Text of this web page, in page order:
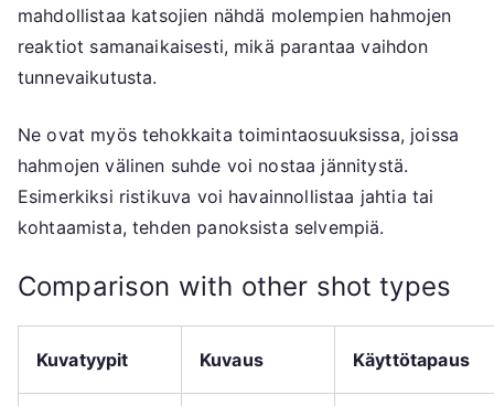
mahdollistaa katsojien nähdä molempien hahmojen
reaktiot samanaikaisesti, mikä parantaa vaihdon
tunnevaikutusta.
Ne ovat myös tehokkaita toimintaosuuksissa, joissa
hahmojen välinen suhde voi nostaa jännitystä.
Esimerkiksi ristikuva voi havainnollistaa jahtia tai
kohtaamista, tehden panoksista selvempiä.
Comparison with other shot types
Kuvatyypit Kuvaus Käyttötapaus